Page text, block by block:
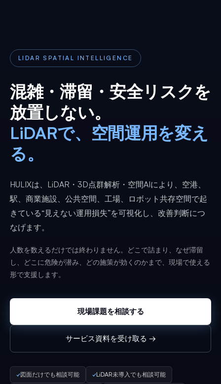
LIDAR SPATIAL INTELLIGENCE
混雑・滞留・安全リスクを
放置しない。
LiDARで、空間運用を変え
る。
HULIXは、LiDAR・3D点群解析・空間AIにより、空港、
駅、商業施設、公共空間、工場、ロボット共存空間で起
きている“見えない運用損失”を可視化し、改善判断につ
なげます。
人数を数えるだけでは終わりません。どこで詰まり、なぜ滞留
し、どこに危険が潜み、どの施策が効くのかまで、現場で使える
形で支援します。
現場課題を相談する
サービス資料を受け取る →
✓図面だけでも相談可能 ✓LiDAR未導入でも相談可能